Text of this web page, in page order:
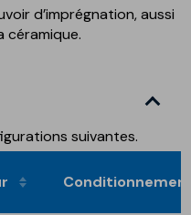
d’imprégnation, aussi
céramique.
suivantes.